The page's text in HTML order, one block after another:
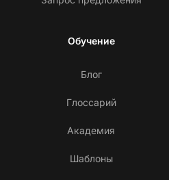
Обучение
Блог
Глоссарий
Академия
Шаблоны